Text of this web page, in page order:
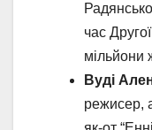
час
мільйони
Вуді
режисер,